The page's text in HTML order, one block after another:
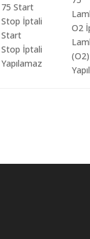
Start
Stop İptali
Yapılamaz